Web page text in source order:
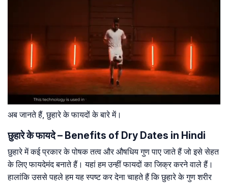
अब जानते हैं, छुहारे के फायदों के बारे में।
छुहारे के फायदे – Benefits of Dry Dates in Hindi
छुहारे में कई प्रकार के पोषक तत्व और औषधिय गुण पाए जाते हैं जो इसे सेहत
के लिए फायदेमंद बनाते हैं। यहां हम उन्हीं फायदों का जिक्र करने वाले हैं।
हालांकि उससे पहले हम यह स्पष्ट कर देना चाहते हैं कि छुहारे के गुण शरीर